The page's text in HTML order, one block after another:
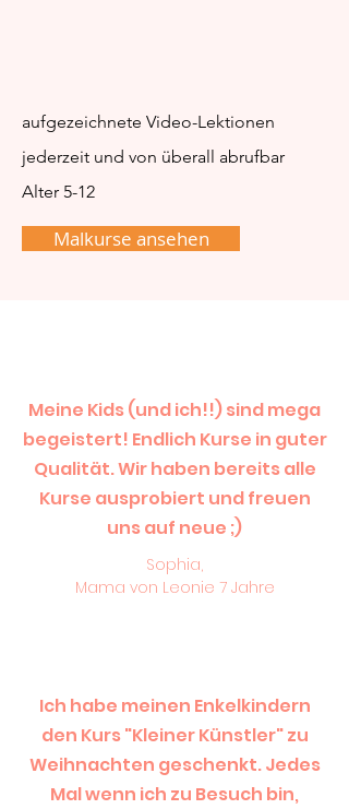
aufgezeichnete Video-Lektionen
jederzeit und von überall abrufbar
Alter 5-12
Malkurse ansehen
Meine Kids (und ich!!) sind mega
begeistert! Endlich Kurse in guter
Qualität. Wir haben bereits alle
Kurse ausprobiert und freuen
uns auf neue ;)
Sophia,
Mama von Leonie 7 Jahre
Ich habe meinen Enkelkindern
den Kurs "Kleiner Künstler" zu
Weihnachten geschenkt. Jedes
Mal wenn ich zu Besuch bin,